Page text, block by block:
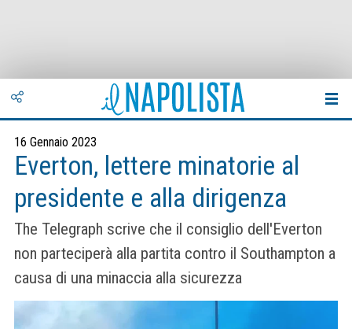
16 Gennaio 2023
Everton, lettere minatorie al
presidente e alla dirigenza
The Telegraph scrive che il consiglio dell'Everton
non parteciperà alla partita contro il Southampton a
causa di una minaccia alla sicurezza